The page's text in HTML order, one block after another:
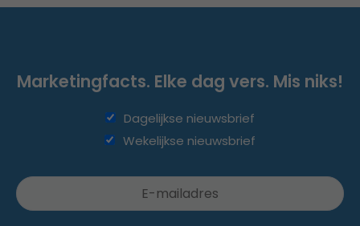
Marketingfacts. Elke dag vers. Mis niks!
Dagelijkse nieuwsbrief
Wekelijkse nieuwsbrief